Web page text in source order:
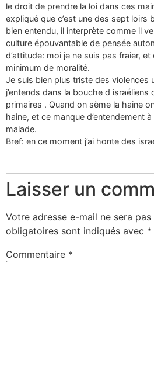
le droit de prendre la loi dans ces
expliqué que c’est une des sept loirs
bien entendu, il interprète comme il
culture épouvantable de pensée
d’attitude: moi je ne suis pas fraier, et
minimum de moralité.
Je suis bien plus triste des violences
j’entends dans la bouche d
primaires . Quand on sème la haine
haine, et ce manque d’entendement
malade.
Bref: en ce moment j’ai honte des
Laisser un
Votre adresse e-mail ne sera pas
obligatoires sont indiqués avec *
Commentaire *